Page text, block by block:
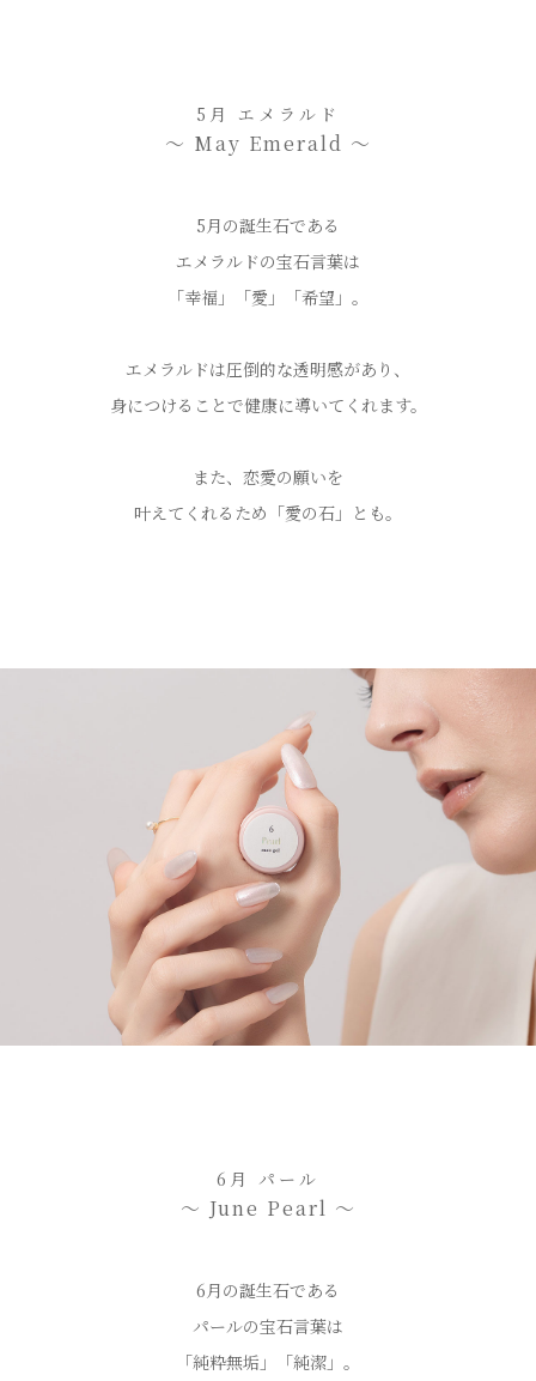
5月 エメラルド
〜 May Emerald 〜
5月の誕生石である
エメラルドの宝石言葉は
「幸福」「愛」「希望」。
エメラルドは圧倒的な透明感があり、
身につけることで健康に導いてくれます。
また、恋愛の願いを
叶えてくれるため「愛の石」とも。
6月 パール
〜 June Pearl 〜
6月の誕生石である
パールの宝石言葉は
「純粋無垢」「純潔」。